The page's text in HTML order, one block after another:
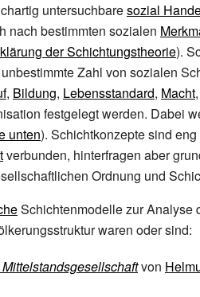
untersuchbaresozial
nach bestimmten sozialen
der Schichtungstheorie).
Zahl von sozialen
, Bildung, Lebensstandard, Macht,
festgelegt werden. Dabei
unten). Schichtkonzepte sind
verbunden, hinterfragen aber
Ordnung und
Schichtenmodelle zur Analyse
waren oder sind:
von